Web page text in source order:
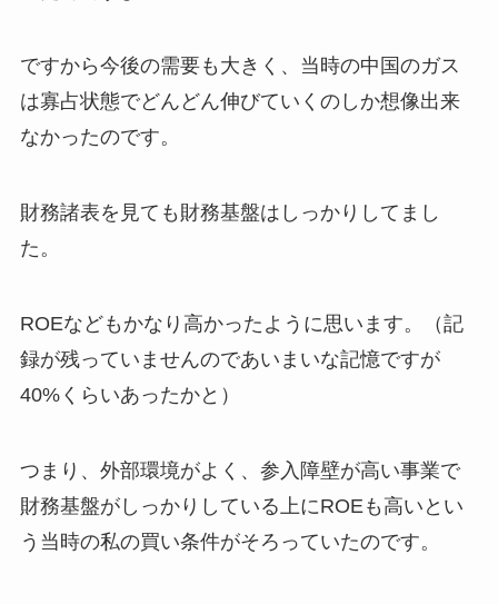
ですから今後の需要も大きく、当時の中国のガス
は寡占状態でどんどん伸びていくのしか想像出来
なかったのです。
財務諸表を見ても財務基盤はしっかりしてまし
た。
ROEなどもかなり高かったように思います。（記
録が残っていませんのであいまいな記憶ですが
40%くらいあったかと）
つまり、外部環境がよく、参入障壁が高い事業で
財務基盤がしっかりしている上にROEも高いとい
う当時の私の買い条件がそろっていたのです。